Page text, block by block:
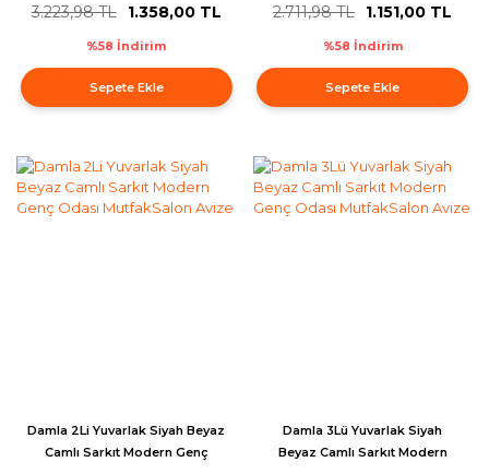
3.223,98 TL 1.358,00 TL
%58 İndirim
Sepete Ekle
2.711,98 TL 1.151,00 TL
%58 İndirim
Sepete Ekle
Damla 2Li Yuvarlak Siyah Beyaz
Camlı Sarkıt Modern Genç
Damla 3Lü Yuvarlak Siyah
Beyaz Camlı Sarkıt Modern